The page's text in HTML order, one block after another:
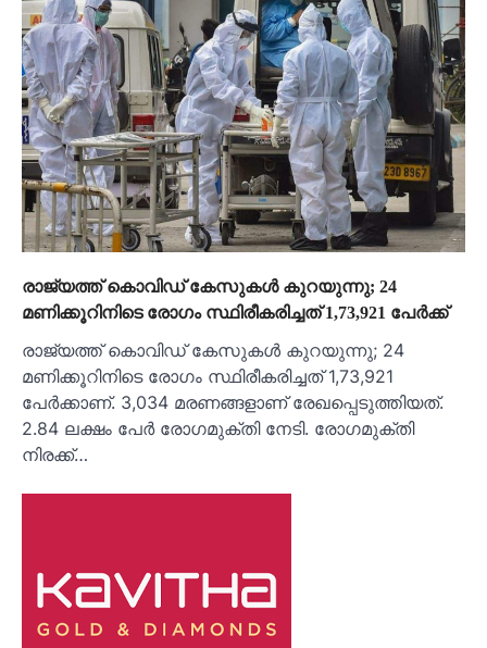
രാജ്യത്ത് കൊവിഡ് കേസുകൾ കുറയുന്നു; 24
മണിക്കൂറിനിടെ രോഗം സ്ഥിരീകരിച്ചത് 1,73,921 പേർക്ക്
രാജ്യത്ത് കൊവിഡ് കേസുകൾ കുറയുന്നു; 24
മണിക്കൂറിനിടെ രോഗം സ്ഥിരീകരിച്ചത് 1,73,921
പേർക്കാണ്. 3,034 മരണങ്ങളാണ് രേഖപ്പെടുത്തിയത്.
2.84 ലക്ഷം പേർ രോഗമുക്തി നേടി. രോഗമുക്തി
നിരക്ക്…